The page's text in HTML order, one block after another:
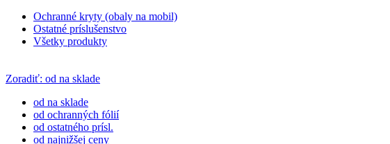
Ochranné kryty (obaly na mobil)
Ostatné príslušenstvo
Všetky produkty
Zoradiť: od na sklade
od na sklade
od ochranných fólií
od ostatného prísl.
od najnižšej ceny